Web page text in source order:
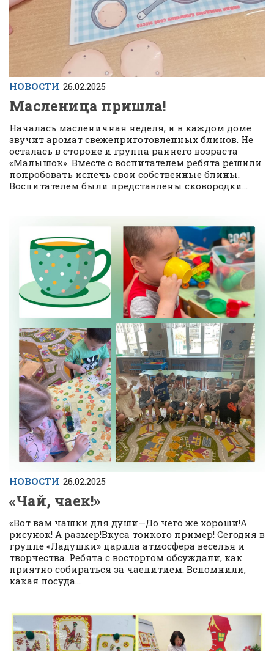
НОВОСТИ 26.02.2025
Масленица пришла!
Началась масленичная неделя, и в каждом доме
звучит аромат свежеприготовленных блинов. Не
осталась в стороне и группа раннего возраста
«Малышок». Вместе с воспитателем ребята решили
попробовать испечь свои собственные блины.
Воспитателем были представлены сковородки...
НОВОСТИ 26.02.2025
«Чай, чаек!»
«Вот вам чашки для души—До чего же хороши!А
рисунок! А размер!Вкуса тонкого пример! Сегодня в
группе «Ладушки» царила атмосфера веселья и
творчества. Ребята с восторгом обсуждали, как
приятно собираться за чаепитием. Вспомнили,
какая посуда...